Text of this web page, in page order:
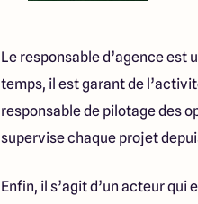
Le responsable d’agence est
temps, il est garant de
responsable de pilotage des
supervise chaque projet
Enfin, il s’agit d’un acteur